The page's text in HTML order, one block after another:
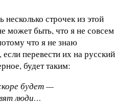
строчек из этой
может быть, что я не совсем
что я не знаю
перевести их на русский
будет таким:
будет —
люди…